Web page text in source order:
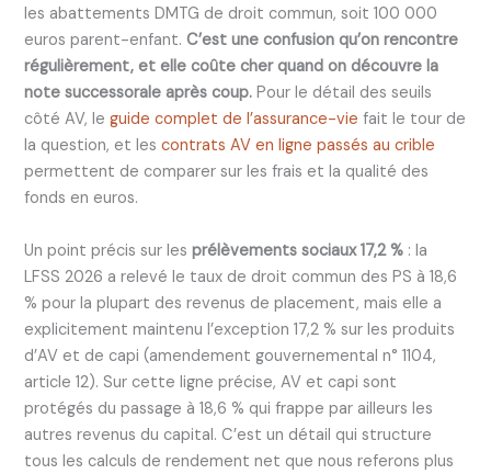
les abattements DMTG de droit commun, soit 100 000
euros parent-enfant.C’est une confusion qu’on rencontre
régulièrement, et elle coûte cher quand on découvre la
note successorale après coup. Pour le détail des seuils
côté AV, leguide complet de l’assurance-vie fait le tour de
la question, et lescontrats AV en ligne passés au crible
permettent de comparer sur les frais et la qualité des
fonds en euros.
Un point précis sur lesprélèvements sociaux 17,2 % : la
LFSS 2026 a relevé le taux de droit commun des PS à 18,6
% pour la plupart des revenus de placement, mais elle a
explicitement maintenu l’exception 17,2 % sur les produits
d’AV et de capi (amendement gouvernemental n° 1104,
article 12). Sur cette ligne précise, AV et capi sont
protégés du passage à 18,6 % qui frappe par ailleurs les
autres revenus du capital. C’est un détail qui structure
tous les calculs de rendement net que nous referons plus